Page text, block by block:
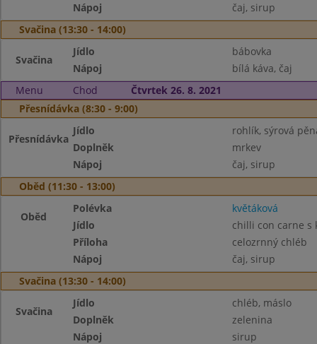
Nápoj
čaj, sirup
Svačina (13:30 - 14:00)
Svačina
Jídlo
bábovka
Nápoj
bílá káva, čaj
Menu
Chod
Čtvrtek 26. 8. 2021
Přesnídávka (8:30 - 9:00)
Přesnídávka
Jídlo
rohlík, sýrová
Doplněk
mrkev
Nápoj
čaj, sirup
Oběd (11:30 - 13:00)
Oběd
Polévka
květáková
Jídlo
chilli con carne s
Příloha
celozrnný chléb
Nápoj
čaj, sirup
Svačina (13:30 - 14:00)
Svačina
Jídlo
chléb, máslo
Doplněk
zelenina
Nápoj
sirup